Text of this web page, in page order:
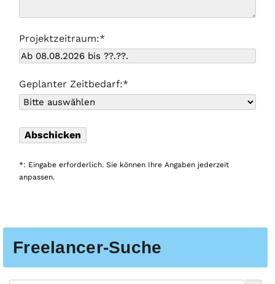
Freelancer-Suche
Projektzeitraum:*
Geplanter Zeitbedarf:*
*: Eingabe erforderlich. Sie können Ihre Angaben jederzeit
anpassen.